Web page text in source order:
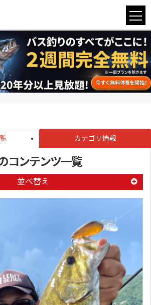
カテゴリ情報
コンテンツ一覧
並べ替え